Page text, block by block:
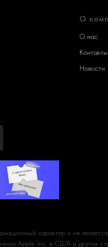
О
О нас
Контакты
Новости
характер и не
Apple Inc. в США и других